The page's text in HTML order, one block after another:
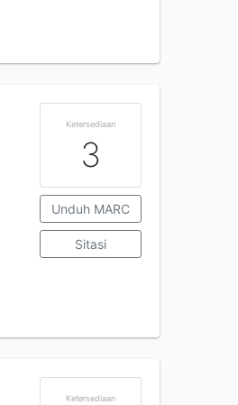
Ketersediaan
3
Unduh MARC
Sitasi
Ketersediaan